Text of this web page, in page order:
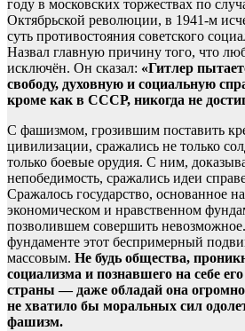
году в московских торжествах по
Октябрьской революции, в 1941-м
суть противостояния советского
Назвал главную причину того, что
исключён. Он сказал: «Гитлер
свободу, духовную и социальную
кроме как в СССР, никогда не
С фашизмом, грозившим поставить
цивилизации, сражались не только
только боевые орудия. С ним,
непобедимость, сражались идеи
Сражалось государство, основанное
экономическом и нравственном
позволившем совершить
фундаменте этот беспримерный
массовым. Не будь общества,
социализма и познавшего на себе
страны — даже обладай она
не хватило бы моральных сил
фашизм.